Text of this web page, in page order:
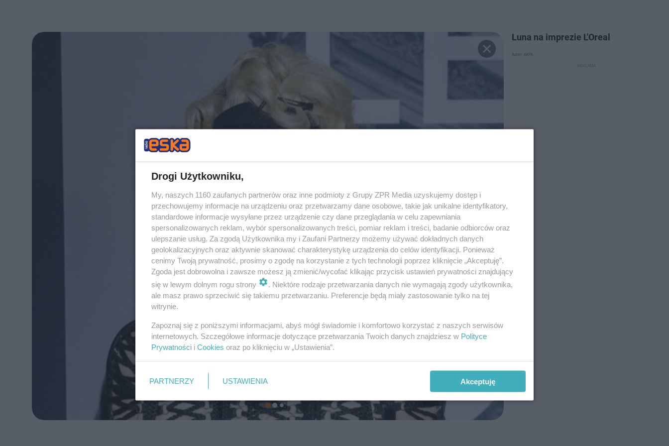
Luna na imprezie L'Oreal
Autor: AKPA
Drogi Użytkowniku,
My, naszych 1160 zaufanych partnerów oraz inne podmioty z Grupy ZPR Media uzyskujemy dostęp i
przechowujemy informacje na urządzeniu oraz przetwarzamy dane osobowe, takie jak unikalne identyfikatory,
standardowe informacje wysyłane przez urządzenie czy dane przeglądania w celu zapewniania
spersonalizowanych reklam, wybór spersonalizowanych treści, pomiar reklam i treści, badanie odbiorców oraz
ulepszanie usług. Za zgodą Użytkownika my i Zaufani Partnerzy możemy używać dokładnych danych
geolokalizacyjnych oraz aktywnie skanować charakterystykę urządzenia do celów identyfikacji. Ponieważ
cenimy Twoją prywatność, prosimy o zgodę na korzystanie z tych technologii poprzez kliknięcie „Akceptuję”.
Zgoda jest dobrowolna i zawsze możesz ją zmienić/wycofać klikając przycisk ustawień prywatności znajdujący
się w lewym dolnym rogu strony
. Niektóre rodzaje przetwarzania danych nie wymagają zgody użytkownika,
ale masz prawo sprzeciwić się takiemu przetwarzaniu. Preferencje będą miały zastosowanie tylko na tej
witrynie.
Zapoznaj się z poniższymi informacjami, abyś mógł świadomie i komfortowo korzystać z naszych serwisów
internetowych. Szczegółowe informacje dotyczące przetwarzania Twoich danych znajdziesz w Polityce
Prywatności i Cookies oraz po kliknięciu w „Ustawienia”.
PARTNERZY USTAWIENIA Akceptuję